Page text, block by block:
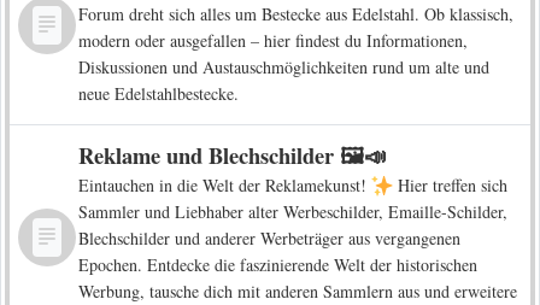
Forum dreht sich alles um Bestecke aus Edelstahl. Ob klassisch,
modern oder ausgefallen – hier findest du Informationen,
Diskussionen und Austauschmöglichkeiten rund um alte und
neue Edelstahlbestecke.
Reklame und Blechschilder 🖼️📣
Eintauchen in die Welt der Reklamekunst!
Hier treffen sich
Sammler und Liebhaber alter Werbeschilder, Emaille-Schilder,
Blechschilder und anderer Werbeträger aus vergangenen
Epochen. Entdecke die faszinierende Welt der historischen
Werbung, tausche dich mit anderen Sammlern aus und erweitere